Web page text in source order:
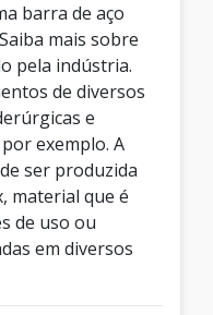
barra de aço
mais sobre
pela indústria.
de diversos
e
exemplo. A
ser produzida
material que é
de uso ou
em diversos